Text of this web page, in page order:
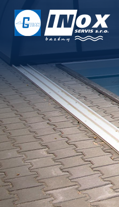
DOMŮ
O NÁS
REALIZACE
SERVIS
KONTAKT